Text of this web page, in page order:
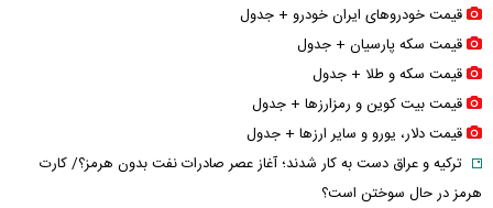
قیمت خودرو‌های ایران خودرو + جدول
قیمت سکه پارسیان + جدول
قیمت سکه و طلا + جدول
قیمت بیت کوین و رمزارز‌ها + جدول
قیمت دلار، یورو و سایر ارز‌ها + جدول
ترکیه و عراق دست به کار شدند؛ آغاز عصر صادرات نفت بدون هرمز؟/ کارت
هرمز در حال سوختن است؟